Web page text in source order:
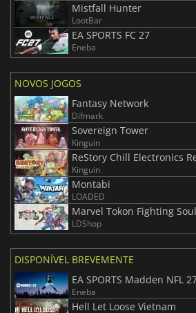
Mistfall Hunter
LootBar
EA SPORTS FC 27
Eneba
NOVOS JOGOS
Fantasy Network
Difmark
Sovereign Tower
Kinguin
ReStory Chill Electronics
Kinguin
Montabi
LOADED
Marvel Tokon Fighting
LDShop
DISPONÍVEL BREVEMENTE
EA SPORTS Madden NFL
Eneba
Hell Let Loose Vietnam